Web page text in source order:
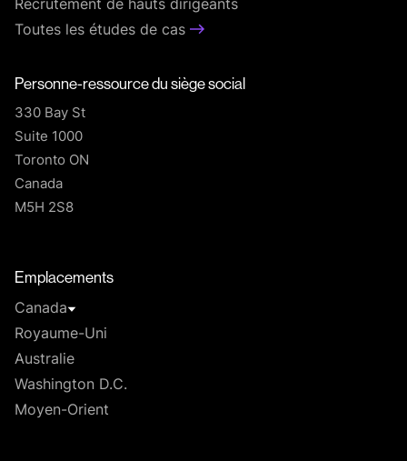
Recrutement de hauts dirigeants
Toutes les études de cas
Personne-ressource du siège social
330 Bay St
Suite 1000
Toronto ON
Canada
M5H 2S8
Emplacements
Canada
Royaume-Uni
Australie
Washington D.C.
Moyen-Orient